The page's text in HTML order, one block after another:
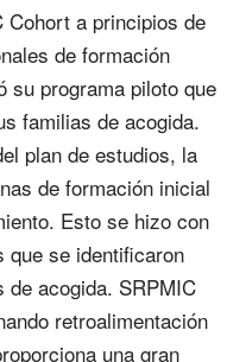
Cohort a principios de
de formación
su programa piloto que
familias de acogida.
plan de estudios, la
de formación inicial
Esto se hizo con
que se identificaron
acogida. SRPMIC
retroalimentación
una gran